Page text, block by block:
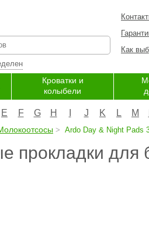
Как
Кроватки и
колыбели
E F G H J K L M
Ardo Day & Night Pads
прокладки для